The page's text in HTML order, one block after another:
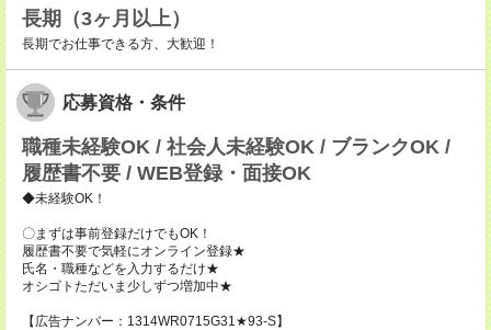
長期（3ヶ月以上）
長期でお仕事できる方、大歓迎！
応募資格・条件
職種未経験OK / 社会人未経験OK / ブランクOK /
履歴書不要 / WEB登録・面接OK
◆未経験OK！
〇まずは事前登録だけでもOK！
履歴書不要で気軽にオンライン登録★
氏名・職種などを入力するだけ★
オシゴトただいま少しずつ増加中★
【広告ナンバー：1314WR0715G31★93-S】